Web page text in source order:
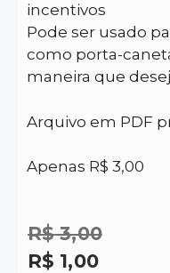
incentivos
Pode ser usado
como porta-
maneira que
Arquivo em PDF
Apenas R$ 3,00
R$3,00
R$ 1,00